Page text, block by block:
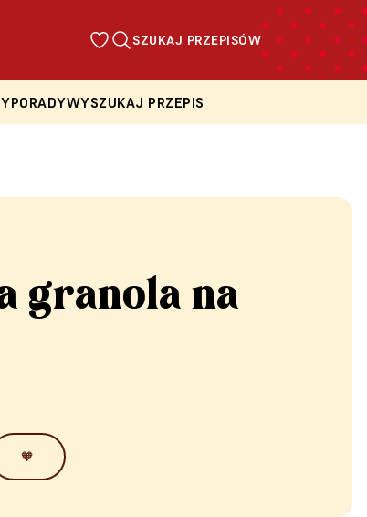
SZUKAJ PRZEPISÓW
PORADYWYSZUKAJ PRZEPIS
granola na
🧡